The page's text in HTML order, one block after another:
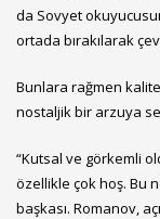
da Sovyet
ortada bırakılarak
Bunlara rağmen
nostaljik bir arzuya
“Kutsal ve görkemli
özellikle çok hoş. Bu
başkası. Romanov,